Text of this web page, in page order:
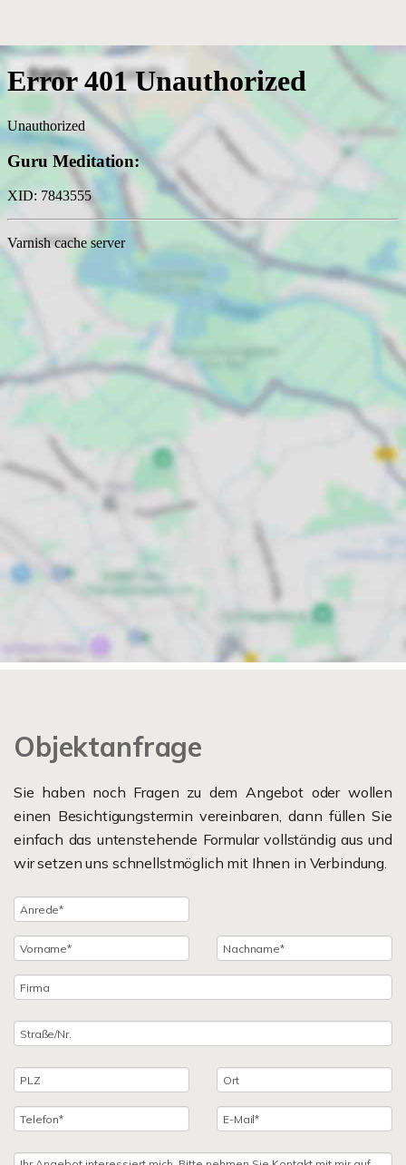
Objektanfrage
Sie haben noch Fragen zu dem Angebot oder wollen
einen Besichtigungstermin vereinbaren, dann füllen Sie
einfach das untenstehende Formular vollständig aus und
wir setzen uns schnellstmöglich mit Ihnen in Verbindung.